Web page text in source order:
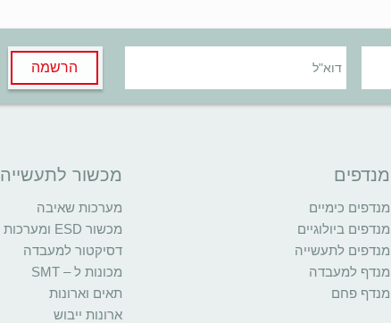
הרשמה
מנדפים
מנדפים כימיים
מנדפים ביולוגיים
מנדפים לתעשייה
מנדף למעבדה
מנדף פחם
מכשור לתעשייה
מערכות שאיבה
מכשור ESD ומערכות יוניזציה
דסיקטור למעבדה
מכונות ל – SMT
תאים וארונות
ארונות ייבוש